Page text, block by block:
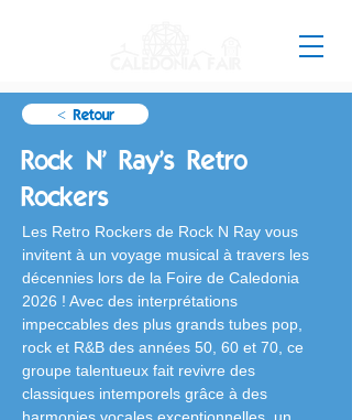
< Retour
Rock N' Ray's Retro
Rockers
Les Retro Rockers de Rock N Ray vous
invitent à un voyage musical à travers les
décennies lors de la Foire de Caledonia
2026 ! Avec des interprétations
impeccables des plus grands tubes pop,
rock et R&B des années 50, 60 et 70, ce
groupe talentueux fait revivre des
classiques intemporels grâce à des